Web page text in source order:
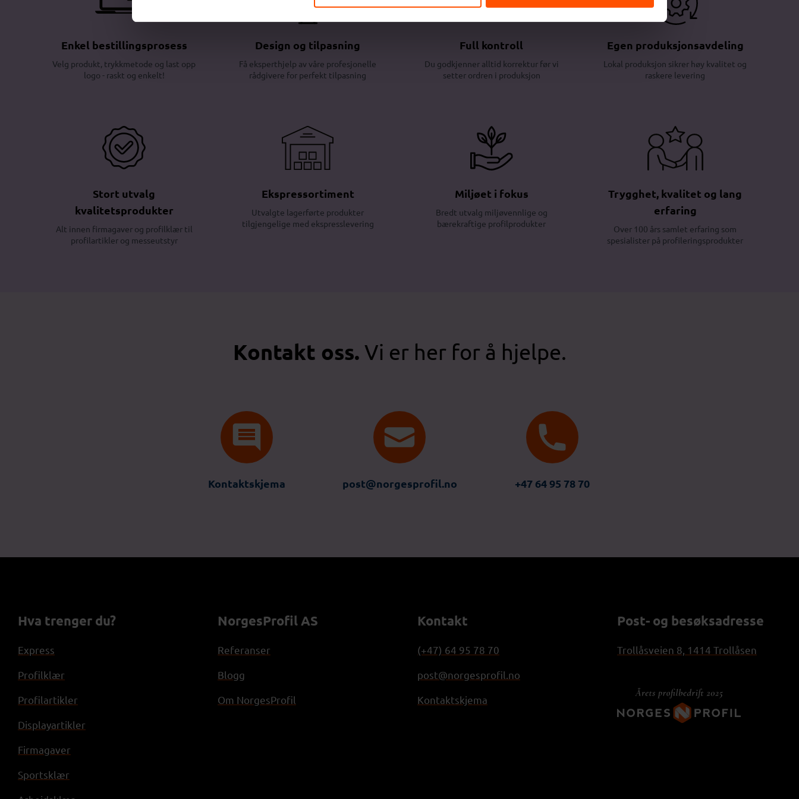
Enkel bestillingsprosess
Velg produkt, trykkmetode og last opp
logo - raskt og enkelt!
Design og tilpasning
Få eksperthjelp av våre profesjonelle
rådgivere for perfekt tilpasning
Full kontroll
Du godkjenner alltid korrektur før vi
setter ordren i produksjon
Egen produksjonsavdeling
Lokal produksjon sikrer høy kvalitet og
raskere levering
Stort utvalg
kvalitetsprodukter
Alt innen firmagaver og profilklær til
profilartikler og messeutstyr
Ekspressortiment
Utvalgte lagerførte produkter
tilgjengelige med ekspresslevering
Miljøet i fokus
Bredt utvalg miljøvennlige og
bærekraftige profilprodukter
Trygghet, kvalitet og lang
erfaring
Over 100 års samlet erfaring som
spesialister på profileringsprodukter
Kontakt oss. Vi er her for å hjelpe.
Kontaktskjema post@norgesprofil.no +47 64 95 78 70
Hva trenger du?
Express
Profilklær
Profilartikler
Displayartikler
Firmagaver
Sportsklær
NorgesProfil AS
Referanser
Blogg
Om NorgesProfil
Kontakt
(+47) 64 95 78 70
post@norgesprofil.no
Kontaktskjema
Post- og besøksadresse
Trollåsveien 8, 1414 Trollåsen